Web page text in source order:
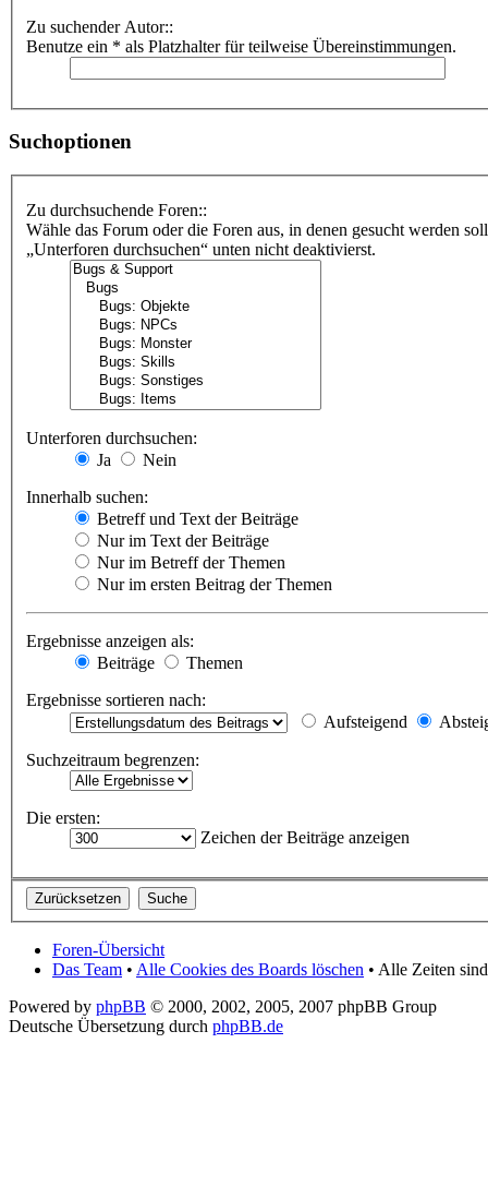
Zu suchender Autor::
Benutze ein * als Platzhalter für teilweise Übereinstimmungen.
Suchoptionen
Zu durchsuchende Foren::
Wähle das Forum oder die Foren aus, in denen gesucht werden
„Unterforen durchsuchen“ unten nicht deaktivierst.
Unterforen durchsuchen:
Ja
Nein
Innerhalb suchen:
Betreff und Text der Beiträge
Nur im Text der Beiträge
Nur im Betreff der Themen
Nur im ersten Beitrag der Themen
Ergebnisse anzeigen als:
Beiträge
Themen
Ergebnisse sortieren nach:
Aufsteigend
Suchzeitraum begrenzen:
Die ersten:
Zeichen der Beiträge anzeigen
Foren-Übersicht
Das Team • Alle Cookies des Boards löschen • Alle Zeiten
Powered by phpBB © 2000, 2002, 2005, 2007 phpBB Group
Deutsche Übersetzung durch phpBB.de